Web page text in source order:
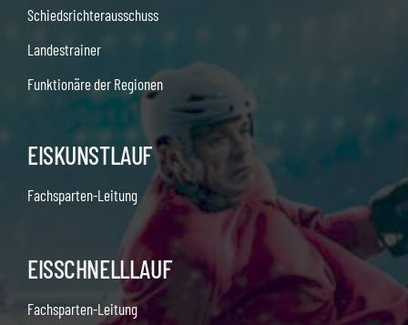
Schiedsrichterausschuss
Landestrainer
Funktionäre der Regionen
EISKUNSTLAUF
Fachsparten-Leitung
EISSCHNELLLAUF
Fachsparten-Leitung